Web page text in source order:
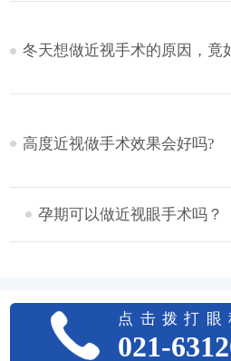
冬天想做近视手术的原因，竟
高度近视做手术效果会好吗?
孕期可以做近视眼手术吗？
点击拨打眼
021-